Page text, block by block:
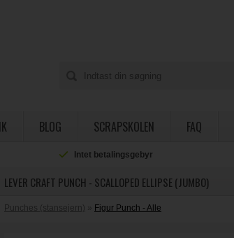
BLOG SCRAPSKOLEN FAQ
Intet betalingsgebyr
LEVER CRAFT PUNCH - SCALLOPED ELLIPSE (JUMBO)
Punches (stansejern) » Figur Punch - Alle